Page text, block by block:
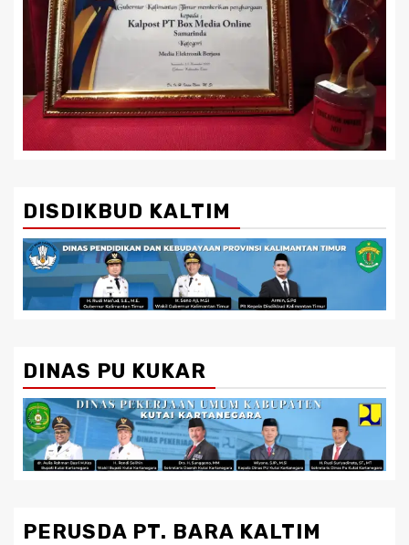
DISDIKBUD KALTIM
DINAS PU KUKAR
PERUSDA PT. BARA KALTIM